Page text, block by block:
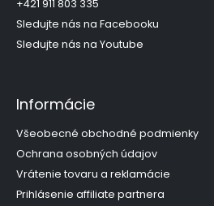
+421 911 803 335
Sledujte nás na Facebooku
Sledujte nás na Youtube
Informácie
Všeobecné obchodné podmienky
Ochrana osobných údajov
Vrátenie tovaru a reklamácie
Prihlásenie affiliate partnera